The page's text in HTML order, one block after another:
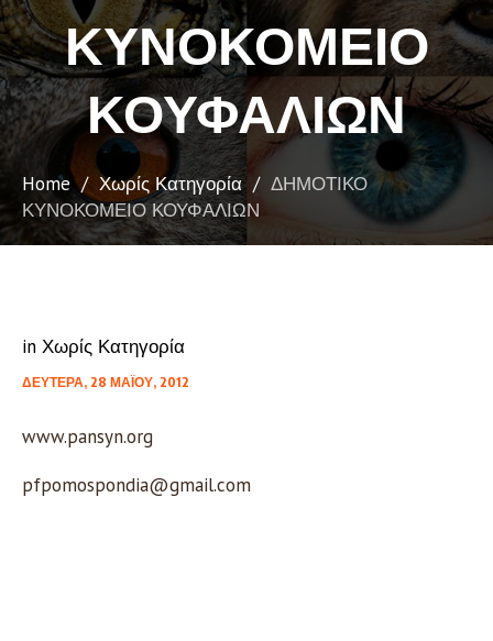
ΚΥΝΟΚΟΜΕΙΟ
ΚΟΥΦΑΛΙΩΝ
Home / Χωρίς Κατηγορία / ΔΗΜΟΤΙΚΟ
ΚΥΝΟΚΟΜΕΙΟ ΚΟΥΦΑΛΙΩΝ
in Χωρίς Κατηγορία
ΔΕΥΤΈΡΑ, 28 ΜΑΪ́ΟΥ, 2012
www.pansyn.org
pfpomospondia@gmail.com